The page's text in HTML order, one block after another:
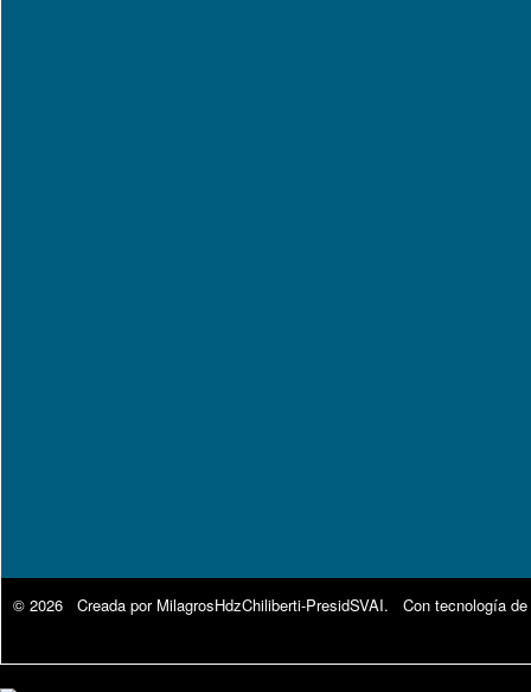
© 2026 Creada por MilagrosHdzChiliberti-PresidSVAI. Con tecnología de